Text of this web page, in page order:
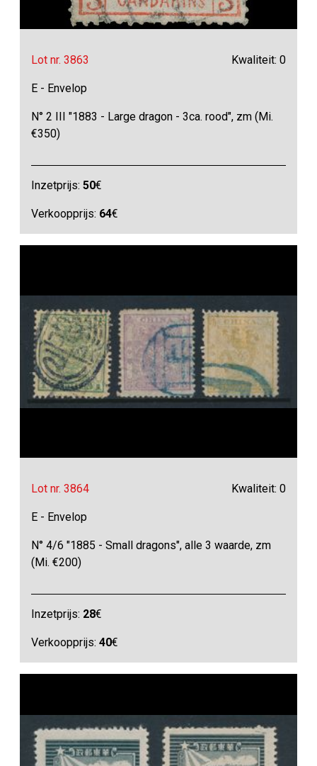
Lot nr. 3863 Kwaliteit: 0
E - Envelop
N° 2 III "1883 - Large dragon - 3ca. rood", zm (Mi.
€350)
Inzetprijs:50€
Verkoopprijs: 64€
Lot nr. 3864 Kwaliteit: 0
E - Envelop
N° 4/6 "1885 - Small dragons", alle 3 waarde, zm
(Mi. €200)
Inzetprijs: 28€
Verkoopprijs:40€